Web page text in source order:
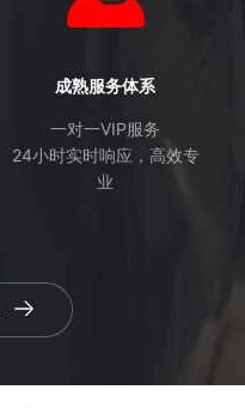
成熟服务体系
一对一VIP服务
24小时实时响应，高效专
业